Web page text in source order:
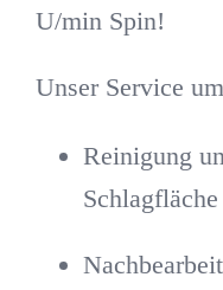
U/min Spin!
Unser Service
Reinigung
Schlagfläche